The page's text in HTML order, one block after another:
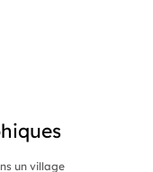
un village